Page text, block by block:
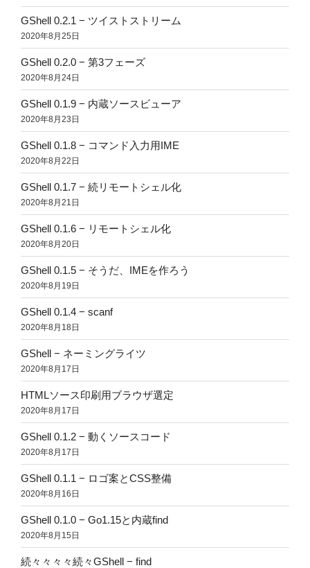
GShell 0.2.1 − ツイストストリーム
2020年8月25日
GShell 0.2.0 − 第3フェーズ
2020年8月24日
GShell 0.1.9 − 内蔵ソースビューア
2020年8月23日
GShell 0.1.8 − コマンド入力用IME
2020年8月22日
GShell 0.1.7 − 続リモートシェル化
2020年8月21日
GShell 0.1.6 − リモートシェル化
2020年8月20日
GShell 0.1.5 − そうだ、IMEを作ろう
2020年8月19日
GShell 0.1.4 − scanf
2020年8月18日
GShell − ネーミングライツ
2020年8月17日
HTMLソース印刷用ブラウザ選定
2020年8月17日
GShell 0.1.2 − 動くソースコード
2020年8月17日
GShell 0.1.1 − ロゴ案とCSS整備
2020年8月16日
GShell 0.1.0 − Go1.15と内蔵find
2020年8月15日
続々々々々続々GShell − find